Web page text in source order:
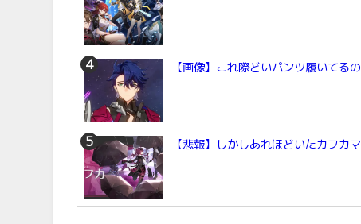
【画像】これ際どいパンツ履いて
【悲報】しかしあれほどいたカフカ